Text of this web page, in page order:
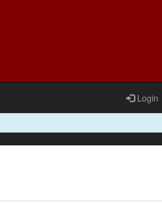
Login